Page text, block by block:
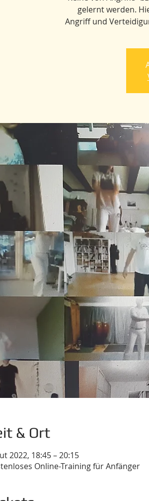
gelernt werden.
Angriff und
& Ort
2022, 18:45 – 20:15
Online-Training für Anfänger